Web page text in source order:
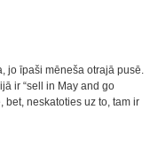
jo īpaši mēneša otrajā pusē.
ir “sell in May and go
neskatoties uz to, tam ir